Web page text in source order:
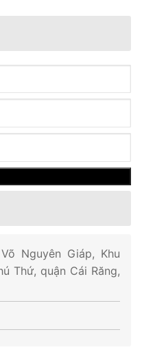
Nguyên Giáp, Khu
Thứ, quận Cái Răng,